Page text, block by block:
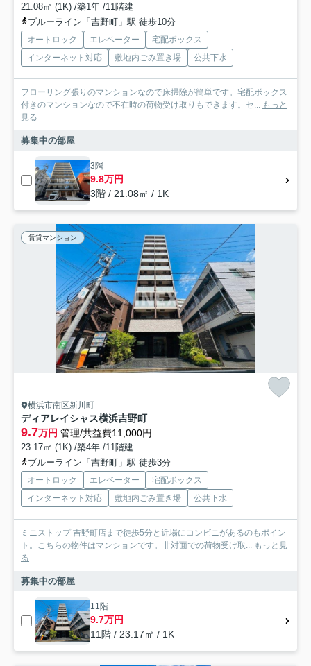
21.08㎡ (1K) /築1年 /11階建
ブルーライン「吉野町」駅 徒歩10分
オートロック エレベーター
宅配ボックス
インターネット対応
敷地内ごみ置き場 公共下水
フローリング張りのマンションなので床掃除が簡単です。宅配ボックス
付きのマンションなので不在時の荷物受け取りもできます。セ... もっと
見る
募集中の部屋
3階
9.8万円
3階 / 21.08㎡ / 1K
賃貸マンション
横浜市南区新川町
ディアレイシャス横浜吉野町
9.7万円 管理/共益費11,000円
23.17㎡ (1K) /築4年 /11階建
ブルーライン「吉野町」駅 徒歩3分
オートロック エレベーター
宅配ボックス
インターネット対応
敷地内ごみ置き場 公共下水
ミニストップ 吉野町店まで徒歩5分と近場にコンビニがあるのもポイン
ト。こちらの物件はマンションです。非対面での荷物受け取... もっと見
る
募集中の部屋
11階
9.7万円
11階 / 23.17㎡ / 1K